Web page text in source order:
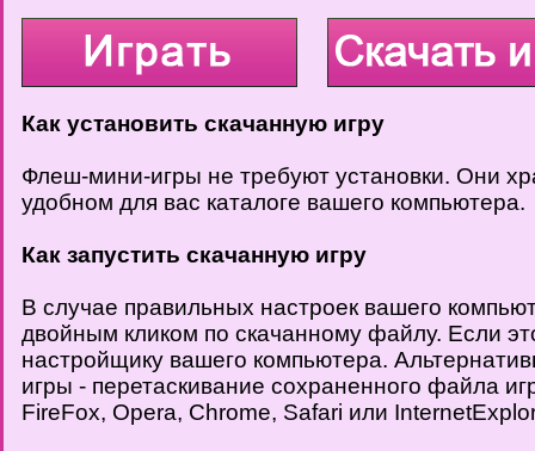
Как установить скачанную игру
Флеш-мини-игры не требуют установки. Они
удобном для вас каталоге вашего компьютера.
Как запустить скачанную игру
В случае правильных настроек вашего
двойным кликом по скачанному файлу. Если
настройщику вашего компьютера.
игры - перетаскивание сохраненного файла
FireFox, Opera, Chrome, Safari или